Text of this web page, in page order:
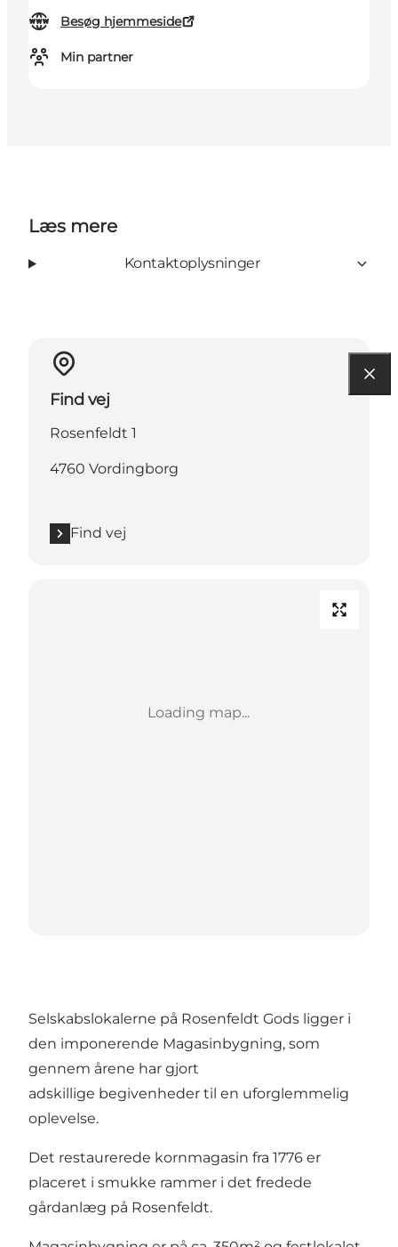
Besøg hjemmeside
Min partner
Læs mere
Kontaktoplysninger
Find vej
Rosenfeldt 1
4760 Vordingborg
Find vej
Loading map...
Selskabslokalerne på Rosenfeldt Gods ligger i
den imponerende Magasinbygning, som
gennem årene har gjort
adskillige begivenheder til en uforglemmelig
oplevelse.
Det restaurerede kornmagasin fra 1776 er
placeret i smukke rammer i det fredede
gårdanlæg på Rosenfeldt.